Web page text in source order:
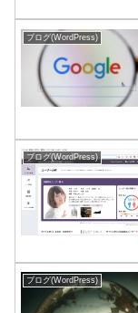
ブログ(WordPress)
ブログ(WordPress)
ブログ(WordPress)